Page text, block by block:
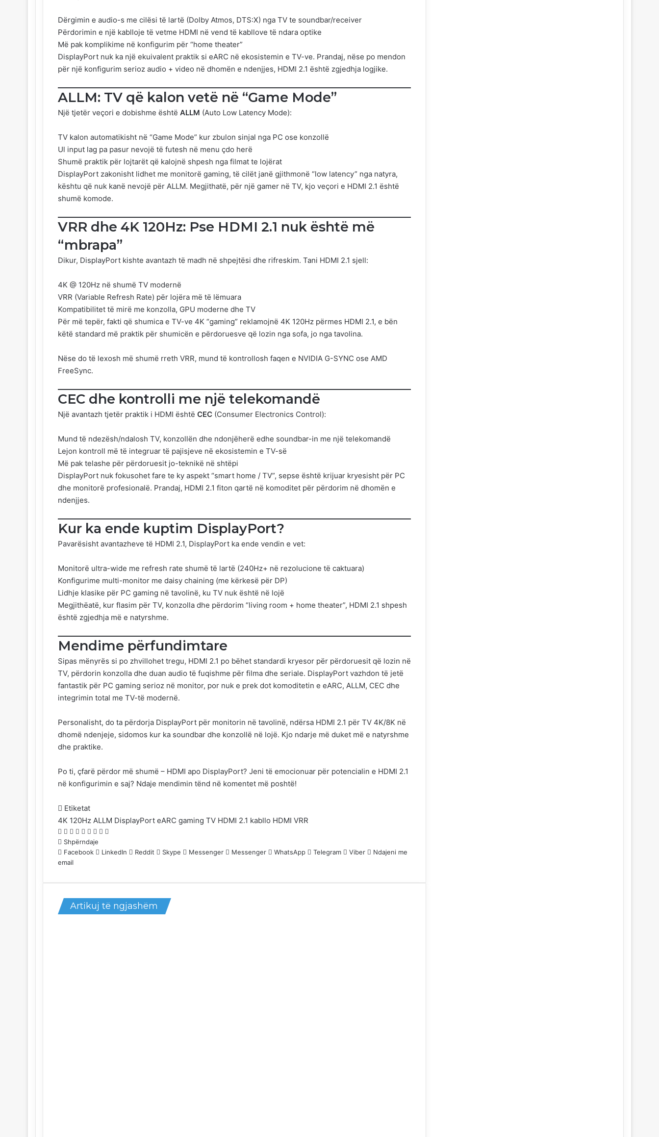
Dërgimin e audio-s me cilësi të lartë (Dolby Atmos, DTS:X) nga TV te soundbar/receiver
Përdorimin e një kablloje të vetme HDMI në vend të kabllove të ndara optike
Më pak komplikime në konfigurim për “home theater”
DisplayPort nuk ka një ekuivalent praktik si eARC në ekosistemin e TV-ve. Prandaj, nëse po mendon
për një konfigurim serioz audio + video në dhomën e ndenjjes, HDMI 2.1 është zgjedhja logjike.
ALLM: TV që kalon vetë në “Game Mode”
Një tjetër veçori e dobishme është ALLM (Auto Low Latency Mode):
TV kalon automatikisht në “Game Mode” kur zbulon sinjal nga PC ose konzollë
Ul input lag pa pasur nevojë të futesh në menu çdo herë
Shumë praktik për lojtarët që kalojnë shpesh nga filmat te lojërat
DisplayPort zakonisht lidhet me monitorë gaming, të cilët janë gjithmonë “low latency” nga natyra,
kështu që nuk kanë nevojë për ALLM. Megjithatë, për një gamer në TV, kjo veçori e HDMI 2.1 është
shumë komode.
VRR dhe 4K 120Hz: Pse HDMI 2.1 nuk është më
“mbrapa”
Dikur, DisplayPort kishte avantazh të madh në shpejtësi dhe rifreskim. Tani HDMI 2.1 sjell:
4K @ 120Hz në shumë TV modernë
VRR (Variable Refresh Rate) për lojëra më të lëmuara
Kompatibilitet të mirë me konzolla, GPU moderne dhe TV
Për më tepër, fakti që shumica e TV-ve 4K “gaming” reklamojnë 4K 120Hz përmes HDMI 2.1, e bën
këtë standard më praktik për shumicën e përdoruesve që lozin nga sofa, jo nga tavolina.
Nëse do të lexosh më shumë rreth VRR, mund të kontrollosh faqen e NVIDIA G-SYNC ose AMD
FreeSync.
CEC dhe kontrolli me një telekomandë
Një avantazh tjetër praktik i HDMI është CEC (Consumer Electronics Control):
Mund të ndezësh/ndalosh TV, konzollën dhe ndonjëherë edhe soundbar-in me një telekomandë
Lejon kontroll më të integruar të pajisjeve në ekosistemin e TV-së
Më pak telashe për përdoruesit jo-teknikë në shtëpi
DisplayPort nuk fokusohet fare te ky aspekt “smart home / TV”, sepse është krijuar kryesisht për PC
dhe monitorë profesionalë. Prandaj, HDMI 2.1 fiton qartë në komoditet për përdorim në dhomën e
ndenjjes.
Kur ka ende kuptim DisplayPort?
Pavarësisht avantazheve të HDMI 2.1, DisplayPort ka ende vendin e vet:
Monitorë ultra-wide me refresh rate shumë të lartë (240Hz+ në rezolucione të caktuara)
Konfigurime multi-monitor me daisy chaining (me kërkesë për DP)
Lidhje klasike për PC gaming në tavolinë, ku TV nuk është në lojë
Megjithëatë, kur flasim për TV, konzolla dhe përdorim “living room + home theater”, HDMI 2.1 shpesh
është zgjedhja më e natyrshme.
Mendime përfundimtare
Sipas mënyrës si po zhvillohet tregu, HDMI 2.1 po bëhet standardi kryesor për përdoruesit që lozin në
TV, përdorin konzolla dhe duan audio të fuqishme për filma dhe seriale. DisplayPort vazhdon të jetë
fantastik për PC gaming serioz në monitor, por nuk e prek dot komoditetin e eARC, ALLM, CEC dhe
integrimin total me TV-të modernë.
Personalisht, do ta përdorja DisplayPort për monitorin në tavolinë, ndërsa HDMI 2.1 për TV 4K/8K në
dhomë ndenjeje, sidomos kur ka soundbar dhe konzollë në lojë. Kjo ndarje më duket më e natyrshme
dhe praktike.
Po ti, çfarë përdor më shumë – HDMI apo DisplayPort? Jeni të emocionuar për potencialin e HDMI 2.1
në konfigurimin e saj? Ndaje mendimin tënd në komentet më poshtë!
Etiketat
4K 120Hz ALLM DisplayPort eARC gaming TV HDMI 2.1 kabllo HDMI VRR
Facebook
Reddit
Skype
Messenger
Messenger
WhatsApp
Telegram
Viber
email
Shpërndaje
Facebook
LinkedIn Reddit Skype Messenger Messenger WhatsApp Telegram Viber
Ndajeni me
email
Artikuj të ngjashëm